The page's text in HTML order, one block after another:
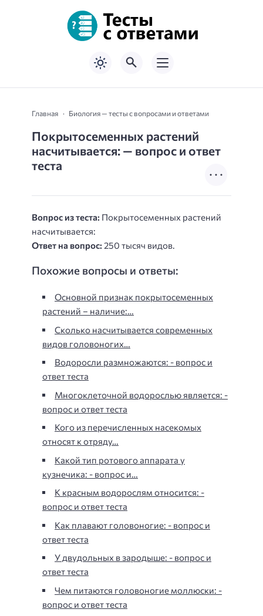
Главная Биология — тесты с вопросами и ответами
Покрытосеменных растений
насчитывается: — вопрос и ответ
теста
Вопрос из теста: Покрытосеменных растений
насчитывается:
Ответ на вопрос: 250 тысяч видов.
Похожие вопросы и ответы:
Основной признак покрытосеменных
растений – наличие:…
Сколько насчитывается современных
видов головоногих…
Водоросли размножаются: - вопрос и
ответ теста
Многоклеточной водорослью является: -
вопрос и ответ теста
Кого из перечисленных насекомых
относят к отряду…
Какой тип ротового аппарата у
кузнечика: - вопрос и…
К красным водорослям относится: -
вопрос и ответ теста
Как плавают головоногие: - вопрос и
ответ теста
У двудольных в зародыше: - вопрос и
ответ теста
Чем питаются головоногие моллюски: -
вопрос и ответ теста